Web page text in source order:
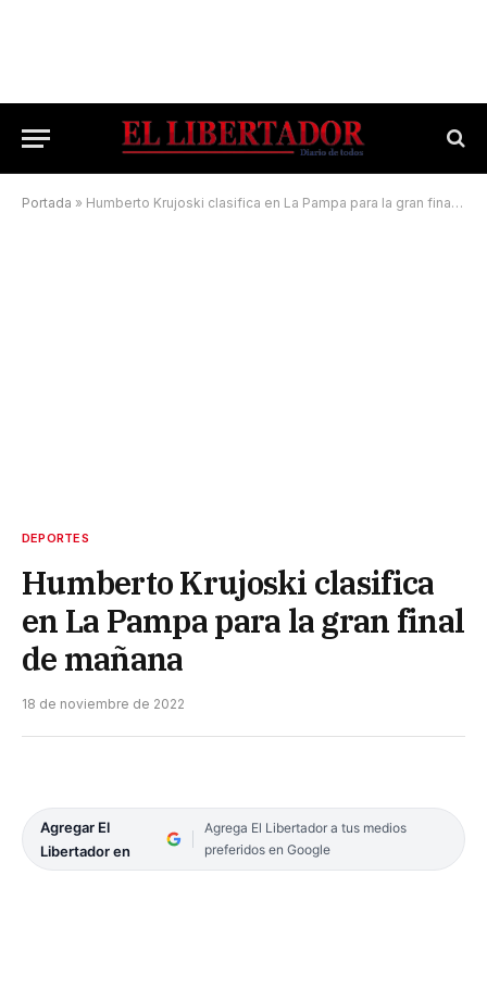
Portada » Humberto Krujoski clasifica en La Pampa para la gran final de mañana
DEPORTES
Humberto Krujoski clasifica
en La Pampa para la gran final
de mañana
18 de noviembre de 2022
Agregar El
Libertador en
Agrega El Libertador a tus medios
preferidos en Google